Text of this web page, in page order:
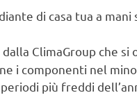
di casa tua a mani
ClimaGroup che si
i componenti nel
più freddi